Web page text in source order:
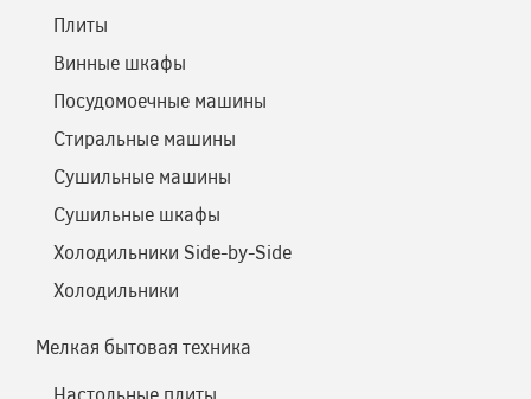
Плиты
Винные шкафы
Посудомоечные машины
Стиральные машины
Сушильные машины
Сушильные шкафы
Холодильники Side-by-Side
Холодильники
Мелкая бытовая техника
Настольные плиты